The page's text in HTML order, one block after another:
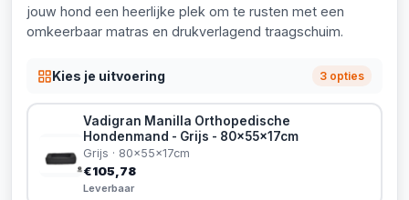
jouw hond een heerlijke plek om te rusten met een
omkeerbaar matras en drukverlagend traagschuim.
Kies je uitvoering 3 opties
Vadigran Manilla Orthopedische
Hondenmand - Grijs - 80x55x17cm
Grijs · 80x55x17cm
€105,78
Leverbaar